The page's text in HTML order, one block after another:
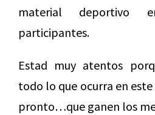
material deportivo
participantes.
Estad muy atentos
todo lo que ocurra en
pronto…que ganen los